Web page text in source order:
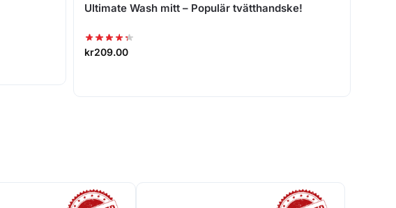
Ultimate Wash mitt – Populär tvätthandske!
kr209.00